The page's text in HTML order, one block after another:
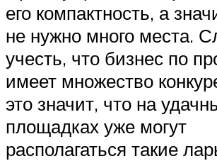
его компактность, а
не нужно много места.
учесть, что бизнес по
имеет множество
это значит, что на
площадках уже могут
располагаться такие